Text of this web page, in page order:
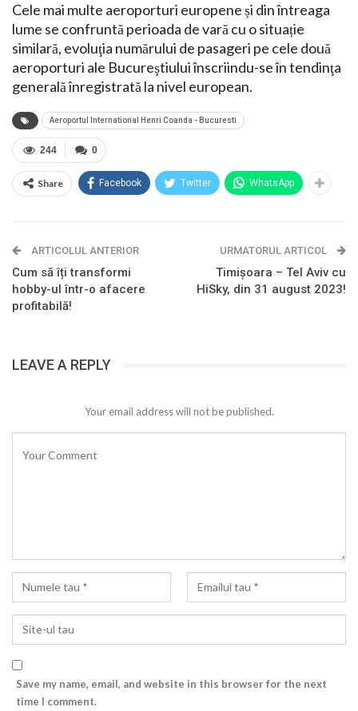
Cele mai multe aeroporturi europene și din întreaga
lume se confruntă perioada de vară cu o situație
similară, evoluţia numărului de pasageri pe cele două
aeroporturi ale Bucureştiului înscriindu-se în tendinţa
generală înregistrată la nivel european.
Aeroportul International Henri Coanda - Bucuresti
0
244
Share Facebook Twitter WhatsApp
ARTICOLUL ANTERIOR
Cum să îți transformi
hobby-ul într-o afacere
profitabilă!
URMATORUL ARTICOL
Timișoara – Tel Aviv cu
HiSky, din 31 august 2023!
LEAVE A REPLY
Your email address will not be published.
Save my name, email, and website in this browser for the next
time I comment.